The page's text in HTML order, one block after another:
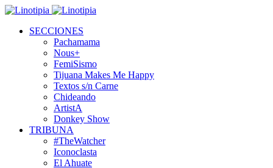
SECCIONES
Pachamama
Nous+
FemiSismo
Tijuana Makes Me Happy
Textos s/n Carne
Chideando
ArtistA
Donkey Show
TRIBUNA
#TheWatcher
Iconoclasta
El Ahuate